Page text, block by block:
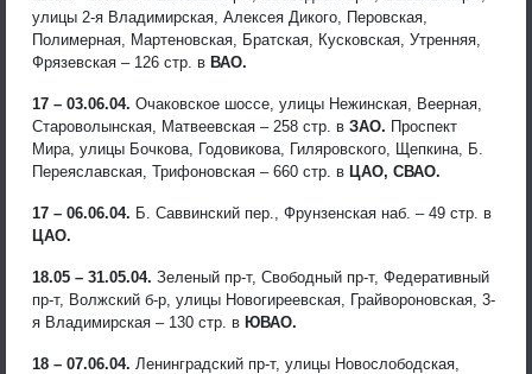
улицы 2-я Владимирская, Алексея Дикого, Перовская,
Полимерная, Мартеновская, Братская, Кусковская, Утренняя,
Фрязевская – 126 стр. в ВАО.
17 – 03.06.04. Очаковское шоссе, улицы Нежинская, Веерная,
Староволынская, Матвеевская – 258 стр. в ЗАО. Проспект
Мира, улицы Бочкова, Годовикова, Гиляровского, Щепкина, Б.
Переяславская, Трифоновская – 660 стр. в ЦАО, СВАО.
17 – 06.06.04. Б. Саввинский пер., Фрунзенская наб. – 49 стр. в
ЦАО.
18.05 – 31.05.04. Зеленый пр-т, Свободный пр-т, Федеративный
пр-т, Волжский б-р, улицы Новогиреевская, Грайвороновская, 3-
я Владимирская – 130 стр. в ЮВАО.
18 – 07.06.04. Ленинградский пр-т, улицы Новослободская,